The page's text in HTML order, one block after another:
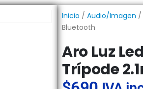
Inicio / Audio/Imagen /
Bluetooth
Aro Luz
Trípode